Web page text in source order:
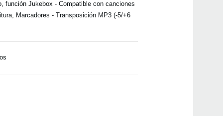
función Jukebox - Compatible con canciones
Marcadores - Transposición MP3 (-5/+6